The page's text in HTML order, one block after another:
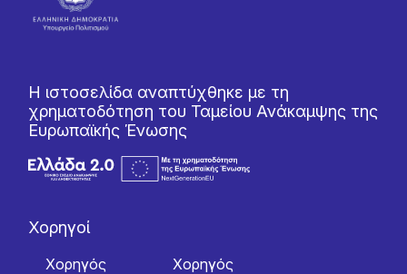
Η ιστοσελίδα αναπτύχθηκε με τη
χρηματοδότηση του Ταμείου Ανάκαμψης της
Ευρωπαϊκής Ένωσης
Χορηγοί
Χορηγός
Χορηγός